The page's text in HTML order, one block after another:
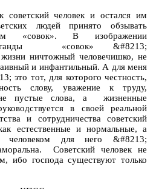
советский человек и остался им
людей принято обзывать
«совок». В изображении
«совок» &#8213;
ничтожный человечишко, не
и инфантильный. А для меня
это тот, для которого честность,
слову, уважение к труду,
пустые слова, а жизненные
в своей реальной
и сотрудничества советский
естественные и нормальные, а
человеком для него &#8213;
Советский человек не
ибо господа существуют только